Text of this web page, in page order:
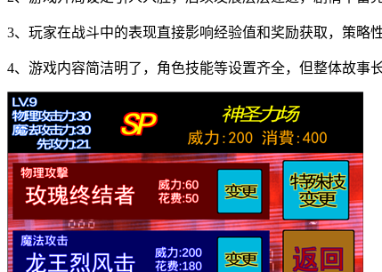
3、玩家在战斗中的表现直接影响经验值和奖励获取，策略性
4、游戏内容简洁明了，角色技能等设置齐全，但整体故事长